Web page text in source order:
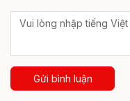
Gửi bình luận